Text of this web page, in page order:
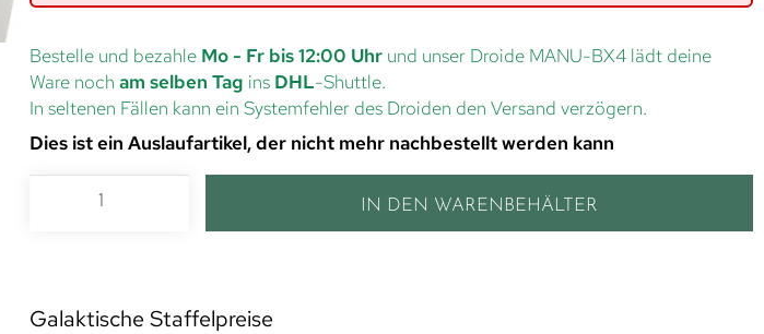
Bestelle und bezahle Mo - Fr bis 12:00 Uhr und unser Droide MANU-BX4 lädt deine
Ware noch am selben Tag ins DHL-Shuttle.
In seltenen Fällen kann ein Systemfehler des Droiden den Versand verzögern.
Dies ist ein Auslaufartikel, der nicht mehr nachbestellt werden kann
IN DEN WARENBEHÄLTER
Galaktische Staffelpreise